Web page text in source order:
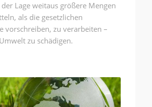
Lage weitaus größere Mengen
als die gesetzlichen
vorschreiben, zu verarbeiten –
zu schädigen.